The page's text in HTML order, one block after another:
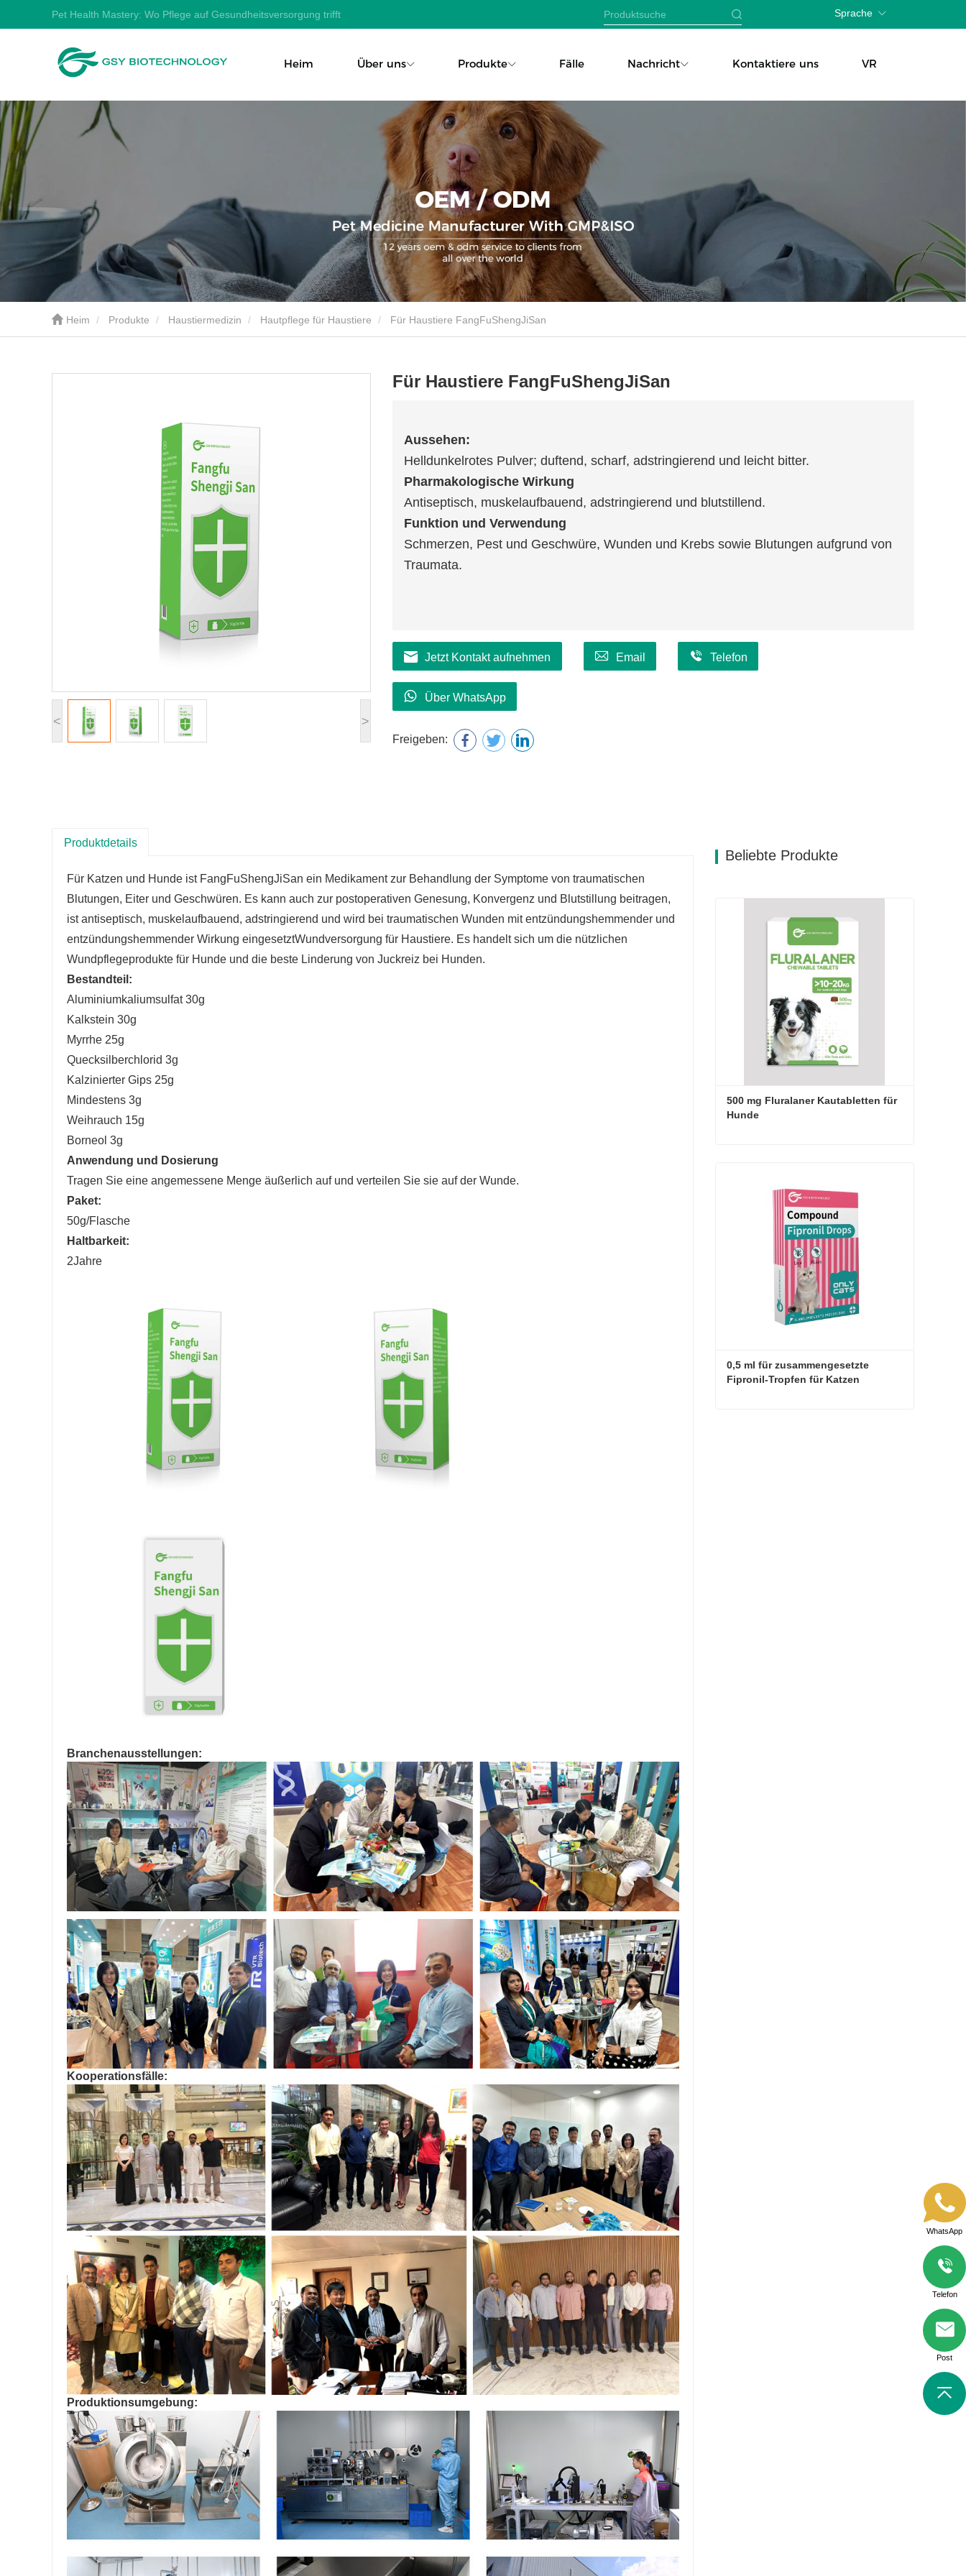
Pet Health Mastery: Wo Pflege auf Gesundheitsversorgung trifft Sprache
Heim Über uns Produkte Fälle Nachricht Kontaktiere uns VR
Heim Produkte Haustiermedizin Hautpflege für Haustiere Für Haustiere FangFuShengJiSan
< >
Für Haustiere FangFuShengJiSan
Aussehen:
Helldunkelrotes Pulver; duftend, scharf, adstringierend und leicht bitter.
Pharmakologische Wirkung
Antiseptisch, muskelaufbauend, adstringierend und blutstillend.
Funktion und Verwendung
Schmerzen, Pest und Geschwüre, Wunden und Krebs sowie Blutungen aufgrund von
Traumata.
Jetzt Kontakt aufnehmen Email Telefon
Über WhatsApp
Freigeben:
Produktdetails
Für Katzen und Hunde ist FangFuShengJiSan ein Medikament zur Behandlung der Symptome von traumatischen
Blutungen, Eiter und Geschwüren. Es kann auch zur postoperativen Genesung, Konvergenz und Blutstillung beitragen,
ist antiseptisch, muskelaufbauend, adstringierend und wird bei traumatischen Wunden mit entzündungshemmender und
entzündungshemmender Wirkung eingesetztWundversorgung für Haustiere. Es handelt sich um die nützlichen
Wundpflegeprodukte für Hunde und die beste Linderung von Juckreiz bei Hunden.
Bestandteil:
Aluminiumkaliumsulfat 30g
Kalkstein 30g
Myrrhe 25g
Quecksilberchlorid 3g
Kalzinierter Gips 25g
Mindestens 3g
Weihrauch 15g
Borneol 3g
Anwendung und Dosierung
Tragen Sie eine angemessene Menge äußerlich auf und verteilen Sie sie auf der Wunde.
Paket:
50g/Flasche
Haltbarkeit:
2Jahre
Branchenausstellungen:
Kooperationsfälle:
Produktionsumgebung:
Beliebte Produkte
500 mg Fluralaner Kautabletten für
Hunde
Jetzt Kontakt aufnehmen
0,5 ml für zusammengesetzte
Fipronil-Tropfen für Katzen
WhatsApp
Telefon
Post